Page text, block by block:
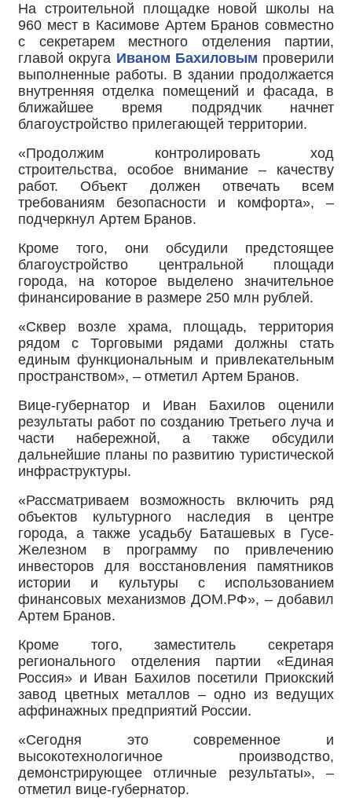
На строительной площадке новой школы на
960 мест в Касимове Артем Бранов совместно
с секретарем местного отделения партии,
главой округа Иваном Бахиловым проверили
выполненные работы. В здании продолжается
внутренняя отделка помещений и фасада, в
ближайшее время подрядчик начнет
благоустройство прилегающей территории.
«Продолжим контролировать ход
строительства, особое внимание – качеству
работ. Объект должен отвечать всем
требованиям безопасности и комфорта», –
подчеркнул Артем Бранов.
Кроме того, они обсудили предстоящее
благоустройство центральной площади
города, на которое выделено значительное
финансирование в размере 250 млн рублей.
«Сквер возле храма, площадь, территория
рядом с Торговыми рядами должны стать
единым функциональным и привлекательным
пространством», – отметил Артем Бранов.
Вице-губернатор и Иван Бахилов оценили
результаты работ по созданию Третьего луча и
части набережной, а также обсудили
дальнейшие планы по развитию туристической
инфраструктуры.
«Рассматриваем возможность включить ряд
объектов культурного наследия в центре
города, а также усадьбу Баташевых в Гусе-
Железном в программу по привлечению
инвесторов для восстановления памятников
истории и культуры с использованием
финансовых механизмов ДОМ.РФ», – добавил
Артем Бранов.
Кроме того, заместитель секретаря
регионального отделения партии «Единая
Россия» и Иван Бахилов посетили Приокский
завод цветных металлов – одно из ведущих
аффинажных предприятий России.
«Сегодня это современное и
высокотехнологичное производство,
демонстрирующее отличные результаты», –
отметил вице-губернатор.